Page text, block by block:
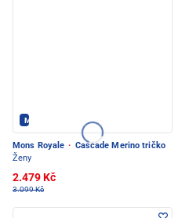
Mons Royale - PEC POD SNĚŽKOU
Mons Royale · Cascade Merino tričko
Ženy
2.479 Kč
3.099 Kč